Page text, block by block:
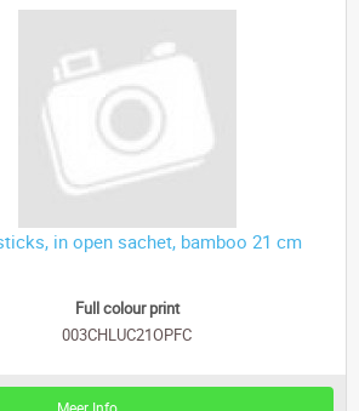
in open sachet, bamboo 21 cm
Full colour print
003CHLUC21OPFC